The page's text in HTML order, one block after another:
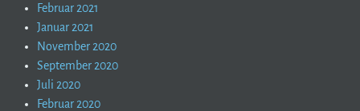
Februar 2021
Januar 2021
November 2020
September 2020
Juli 2020
Februar 2020